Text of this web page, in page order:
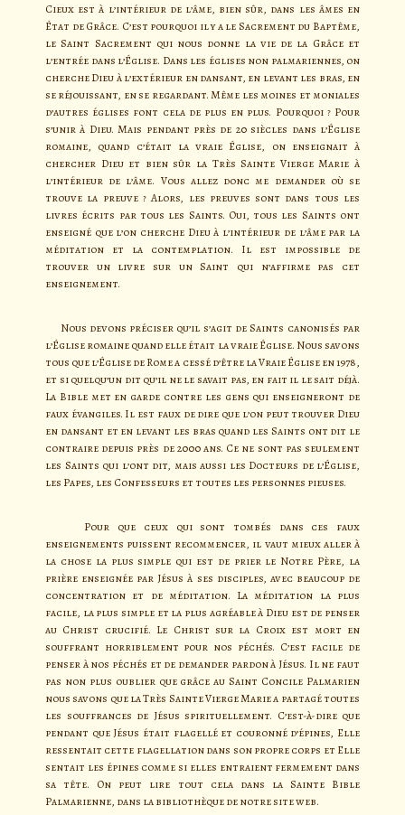
Cieux est à l’intérieur de l’âme, bien sûr, dans les âmes en
État de Grâce. C’est pourquoi il y a le Sacrement du Baptême,
le Saint Sacrement qui nous donne la vie de la Grâce et
l’entrée dans l’Église. Dans les églises non palmariennes, on
cherche Dieu à l’extérieur en dansant, en levant les bras, en
se réjouissant, en se regardant. Même les moines et moniales
d’autres églises font cela de plus en plus. Pourquoi ? Pour
s’unir à Dieu. Mais pendant près de 20 siècles dans l’Église
romaine, quand c’était la vraie Église, on enseignait à
chercher Dieu et bien sûr la Très Sainte Vierge Marie à
l’intérieur de l’âme. Vous allez donc me demander où se
trouve la preuve ? Alors, les preuves sont dans tous les
livres écrits par tous les Saints. Oui, tous les Saints ont
enseigné que l’on cherche Dieu à l’intérieur de l’âme par la
méditation et la contemplation. Il est impossible de
trouver un livre sur un Saint qui n’affirme pas cet
enseignement.
Nous devons préciser qu’il s’agit de Saints canonisés par
l’Église romaine quand elle était la vraie Église. Nous savons
tous que l’Église de Rome a cessé d’être la Vraie Église en 1978,
et si quelqu’un dit qu’il ne le savait pas, en fait il le sait déjà.
La Bible met en garde contre les gens qui enseigneront de
faux évangiles. Il est faux de dire que l’on peut trouver Dieu
en dansant et en levant les bras quand les Saints ont dit le
contraire depuis près de 2000 ans. Ce ne sont pas seulement
les Saints qui l’ont dit, mais aussi les Docteurs de l’Église,
les Papes, les Confesseurs et toutes les personnes pieuses.
Pour que ceux qui sont tombés dans ces faux
enseignements puissent recommencer, il vaut mieux aller à
la chose la plus simple qui est de prier le Notre Père, la
prière enseignée par Jésus à ses disciples, avec beaucoup de
concentration et de méditation. La méditation la plus
facile, la plus simple et la plus agréable à Dieu est de penser
au Christ crucifié. Le Christ sur la Croix est mort en
souffrant horriblement pour nos péchés. C’est facile de
penser à nos péchés et de demander pardon à Jésus. Il ne faut
pas non plus oublier que grâce au Saint Concile Palmarien
nous savons que la Très Sainte Vierge Marie a partagé toutes
les souffrances de Jésus spirituellement. C’est-à-dire que
pendant que Jésus était flagellé et couronné d’épines, Elle
ressentait cette flagellation dans son propre corps et Elle
sentait les épines comme si elles entraient fermement dans
sa tête. On peut lire tout cela dans la Sainte Bible
Palmarienne, dans la bibliothèque de notre site web.